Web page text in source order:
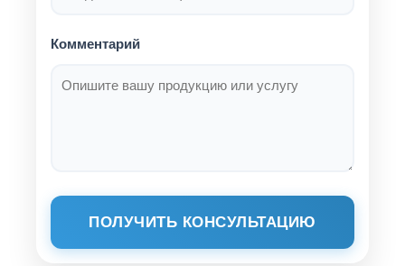
Комментарий
ПОЛУЧИТЬ КОНСУЛЬТАЦИЮ